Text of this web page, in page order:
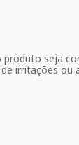
seja
irritações ou